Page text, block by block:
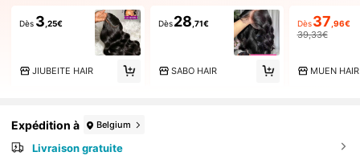
Dès 3 ,25€
JIUBEITE HAIR
Dès28 ,71€
SABO HAIR
Dès 37 ,96€
39,33€
MUEN HAIR
Expédition à Belgium
Livraison gratuite